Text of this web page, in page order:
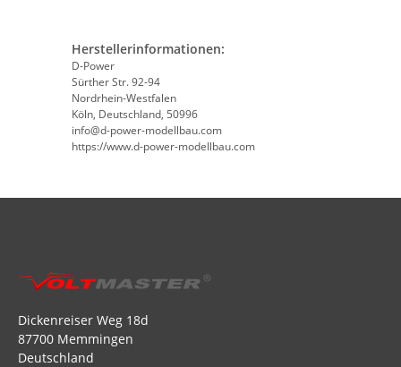
Herstellerinformationen:
D-Power
Sürther Str. 92-94
Nordrhein-Westfalen
Köln, Deutschland, 50996
info@d-power-modellbau.com
https://www.d-power-modellbau.com
Dickenreiser Weg 18d
87700 Memmingen
Deutschland